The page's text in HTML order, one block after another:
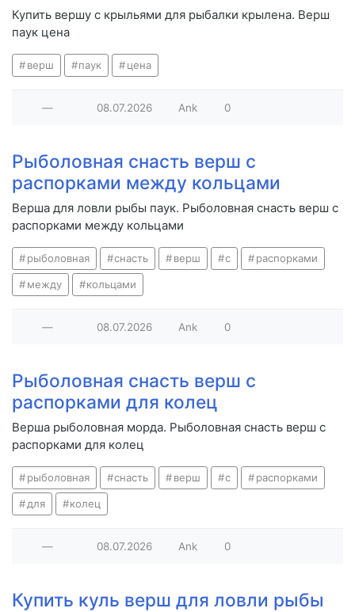
Купить вершу с крыльями для рыбалки крылена. Верш
паук цена
верш паук цена
— 08.07.2026 Ank 0
Рыболовная снасть верш с
распорками между кольцами
Верша для ловли рыбы паук. Рыболовная снасть верш с
распорками между кольцами
рыболовная снасть верш с распорками
между кольцами
— 08.07.2026 Ank 0
Рыболовная снасть верш с
распорками для колец
Верша рыболовная морда. Рыболовная снасть верш с
распорками для колец
рыболовная снасть верш с распорками
для колец
— 08.07.2026 Ank 0
Купить куль верш для ловли рыбы